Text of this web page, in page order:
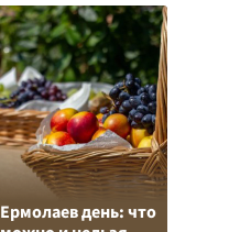
Ермолаев день: что